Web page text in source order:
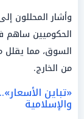
وأشار المحللون
الحكوميين
السوق، مما يقلل
من الخارج.
«تباين
والإسلامية